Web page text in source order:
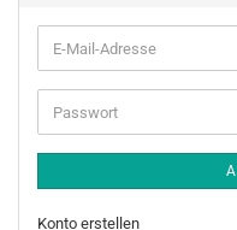
E-
Mail-
Adresse
Passwort
Konto erstellen